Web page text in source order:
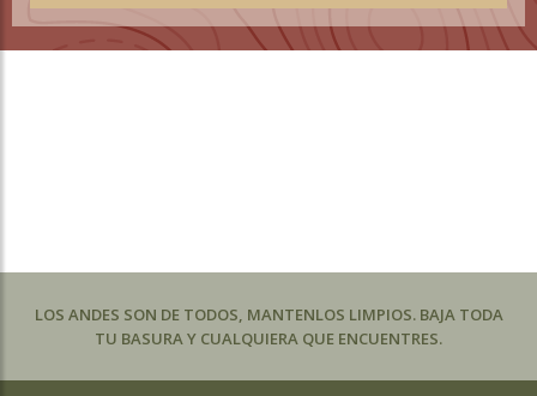
LOS ANDES SON DE TODOS, MANTENLOS LIMPIOS. BAJA TODA
TU BASURA Y CUALQUIERA QUE ENCUENTRES.